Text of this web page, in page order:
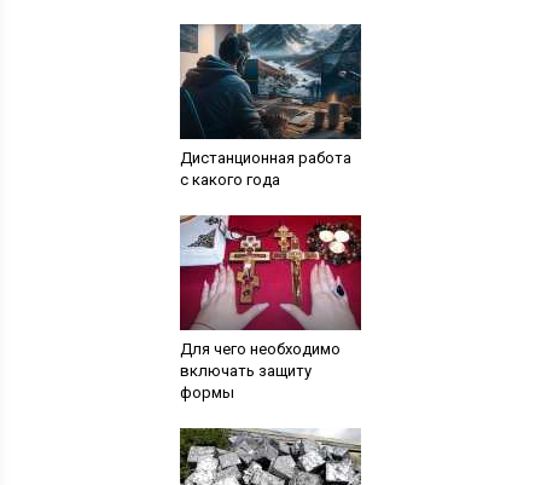
Дистанционная работа
с какого года
Для чего необходимо
включать защиту
формы